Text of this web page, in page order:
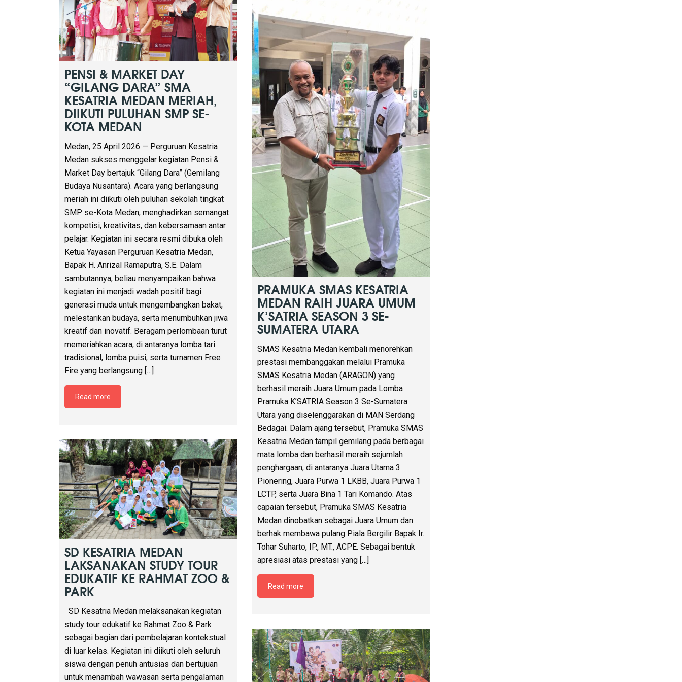
Bapak H. Anrizal Ramaputra, S.E. Dalam
sambutannya, beliau menyampaikan bahwa
kegiatan ini menjadi wadah positif bagi
generasi muda untuk mengembangkan bakat,
kreatif dan inovatif. Beragam perlombaan turut
memeriahkan acara, di antaranya lomba tari
tradisional, lomba puisi, serta turnamen Free
Fire yang berlangsung […]
Read more
PRAMUKA SMAS KESATRIA
MEDAN RAIH JUARA UMUM
K’SATRIA SEASON 3 SE-
SUMATERA UTARA
SMAS Kesatria Medan kembali menorehkan
prestasi membanggakan melalui Pramuka
SMAS Kesatria Medan (ARAGON) yang
berhasil meraih Juara Umum pada Lomba
Pramuka K’SATRIA Season 3 Se-Sumatera
Utara yang diselenggarakan di MAN Serdang
Bedagai. Dalam ajang tersebut, Pramuka SMAS
Kesatria Medan tampil gemilang pada berbagai
mata lomba dan berhasil meraih sejumlah
penghargaan, di antaranya Juara Utama 3
Pionering, Juara Purwa 1 LKBB, Juara Purwa 1
LCTP, serta Juara Bina 1 Tari Komando. Atas
capaian tersebut, Pramuka SMAS Kesatria
Medan dinobatkan sebagai Juara Umum dan
Tohar Suharto, IP., MT., ACPE. Sebagai bentuk
apresiasi atas prestasi yang […]
Read more
SD KESATRIA MEDAN
LAKSANAKAN STUDY TOUR
EDUKATIF KE RAHMAT ZOO &
PARK
SD Kesatria Medan melaksanakan kegiatan
study tour edukatif ke Rahmat Zoo & Park
sebagai bagian dari pembelajaran kontekstual
di luar kelas. Kegiatan ini diikuti oleh seluruh
siswa dengan penuh antusias dan bertujuan
belajar secara langsung di alam. Dalam
kegiatan tersebut, para siswa diajak mengamati
berbagai jenis satwa secara langsung. Anak-
anak mempelajari ciri-ciri hewan serta
melakukan kegiatan literasi dengan menuliskan
hasil pengamatan dan mengklasifikasikan
hewan berdasarkan golongannya, seperti
mamalia, reptil, dan amfibi. Kegiatan ini
berpikir kritis, dan menumbuhkan rasa ingin
tahu siswa. Selain itu, siswa juga menuangkan
hasil pengamatan mereka […]
Read more
PERKEMAHAN KAMIS–
JUMAT–SABTU (PERKAJUSA)
SMP KESATRIA MEDAN RESMI
DIMULAI
SMP Kesatria Medan secara resmi membuka
kegiatan Perkemahan Kamis–Jumat–Sabtu
(Perkajusa) yang dilaksanakan pada tanggal
22–24 Januari 2026 di Savana Bunda. Kegiatan
ini menjadi salah satu program pembinaan
kepramukaan di alam terbuka. Hari pertama
Perkajusa diawali dengan kedatangan seluruh
peserta ke lokasi perkemahan, dilanjutkan
dengan pendirian tenda, pengenalan lingkungan
sekitar, serta pembiasaan disiplin. Kegiatan